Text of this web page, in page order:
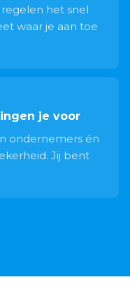
het snel
waar je aan toe
je voor
ondernemers én
Jij bent